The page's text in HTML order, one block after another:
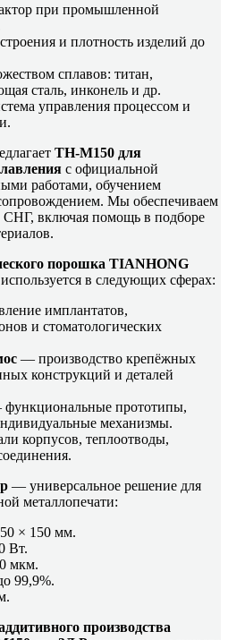
при промышленной
и плотность изделий до
сплавов: титан,
сталь, инконель и др.
управления процессом и
TH-M150 для
с официальной
работами, обучением
Мы обеспечиваем
СНГ, включая помощь в подборе
порошка TIANHONG
в следующих сферах:
имплантатов,
и стоматологических
— производство крепёжных
конструкций и деталей
прототипы,
механизмы.
корпусов, теплоотводы,
— универсальное решение для
металлопечати:
× 150 мм.
Вт.
мкм.
99,9%.
производства